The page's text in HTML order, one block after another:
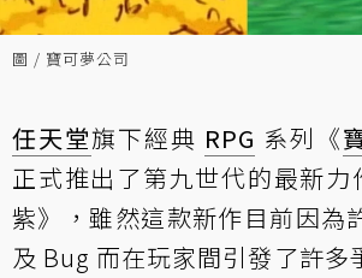
圖 / 寶可夢公司
任天堂旗下經典 RPG 系列《
正式推出了第九世代的最新
紫》，雖然這款新作目前因為
及 Bug 而在玩家間引發了許多